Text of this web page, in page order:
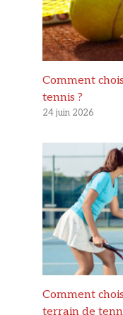
Comment
tennis ?
24 juin 2026
Comment
terrain de